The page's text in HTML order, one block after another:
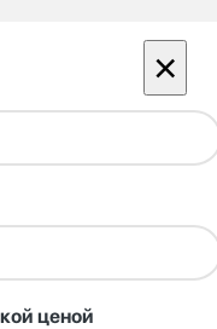
×
ценой